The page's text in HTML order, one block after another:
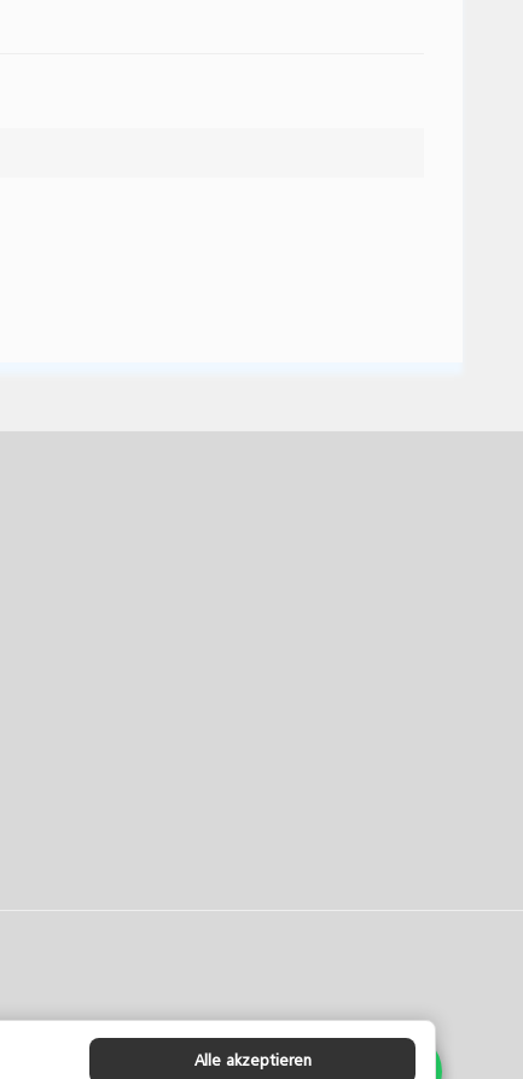
Alle akzeptieren